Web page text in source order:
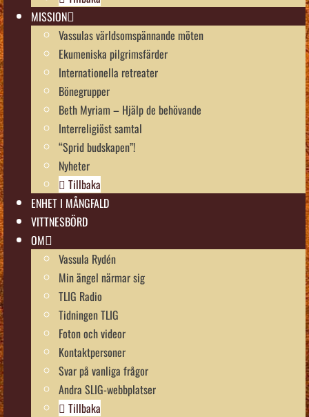
MISSION
Vassulas världsomspännande möten
Ekumeniska pilgrimsfärder
Internationella retreater
Bönegrupper
Beth Myriam – Hjälp de behövande
Interreligiöst samtal
“Sprid budskapen”!
Nyheter
Tillbaka
ENHET I MÅNGFALD
VITTNESBÖRD
OM
Vassula Rydén
Min ängel närmar sig
TLIG Radio
Tidningen TLIG
Foton och videor
Kontaktpersoner
Svar på vanliga frågor
Andra SLIG-webbplatser
Tillbaka